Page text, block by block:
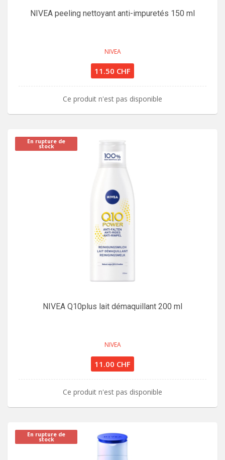
NIVEA peeling nettoyant anti-impuretés 150 ml
NIVEA
11.50 CHF
Ce produit n'est pas disponible
En rupture de
stock
NIVEA Q10plus lait démaquillant 200 ml
NIVEA
11.00 CHF
Ce produit n'est pas disponible
En rupture de
stock